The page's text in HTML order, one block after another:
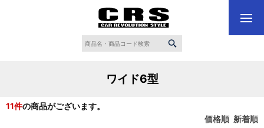
ワイド6型
11件の商品がございます。
価格順 新着順